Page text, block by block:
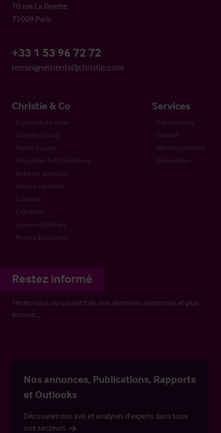
10 rue La Fayette
75009 Paris
+33 1 53 96 72 72
renseignements@christie.com
Christie & Co
À propos de nous
Christie Group
Notre équipe
Actualités & Publications
Acheter un hôtel
Vendre un hôtel
Contact
Carrières
Jeunes diplômés
Postes à pourvoir
Services
Transactions
Conseil
Développement
Valorisation
Restez informé
Tenez-vous au courant de nos dernières annonces et plus
encore…
Nos annonces, Publications, Rapports
et Outlooks
Découvrez nos avis et analyses d’experts dans tous
nos secteurs